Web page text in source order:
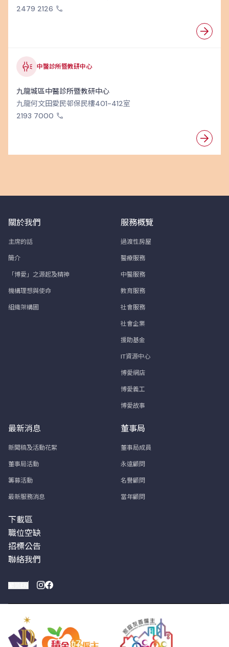
2479 2126
中醫診所暨教研中心
九龍城區中醫診所暨教研中心
九龍何文田愛民邨保民樓401-412室
2193 7000
關於我們
主席的話
簡介
「博愛」之源起及精神
機構理想與使命
組織架構圖
服務概覽
過渡性房屋
醫療服務
中醫服務
教育服務
社會服務
社會企業
援助基金
IT資源中心
博愛網店
博愛義工
博愛故事
最新消息
新聞稿及活動花絮
董事局活動
籌募活動
最新服務消息
董事局
董事局成員
永遠顧問
名譽顧問
當年顧問
下載區
職位空缺
招標公告
聯絡我們